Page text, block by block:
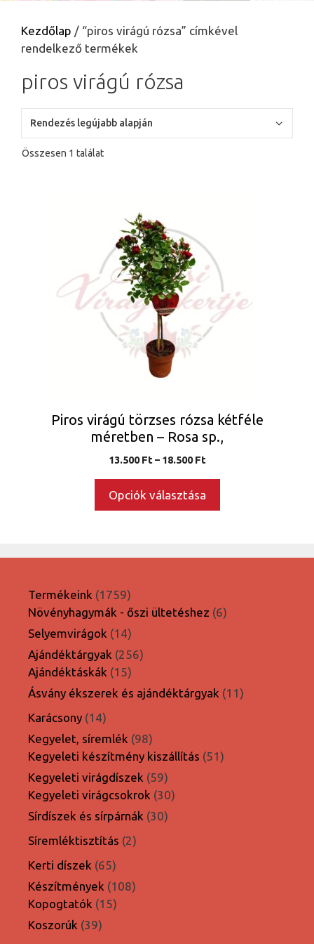
Kezdőlap / “piros virágú rózsa” címkével
rendelkező termékek
piros virágú rózsa
Összesen 1 találat
Piros virágú törzses rózsa kétféle
méretben – Rosa sp.,
13.500Ft – 18.500FtÁrtartomány:
18.500 Ft
Opciók választása
Termékeink 17591759
termék
Növényhagymák - őszi ültetéshez 66
Selyemvirágok 1414
termék
Ajándéktárgyak 256256
Ajándéktáskák 1515
termék
Ásvány ékszerek és ajándéktárgyak 1111
Karácsony 1414
termék
Kegyelet, síremlék 9898
termék
Kegyeleti készítmény kiszállítás 5151
Kegyeleti virágdíszek 5959
termék
Kegyeleti virágcsokrok 3030
Sírdíszek és sírpárnák 3030
Síremléktisztítás 22
Kerti díszek 6565
termék
Készítmények 108108
Kopogtatók 1515
Koszorúk 3939